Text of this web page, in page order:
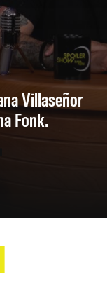
Villaseñor
Fonk.